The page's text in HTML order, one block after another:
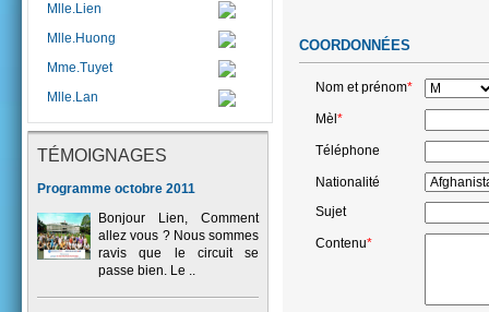
Mlle.Lien
Mlle.Huong
Mme.Tuyet
Mlle.Lan
TÉMOIGNAGES
Programme octobre 2011
Bonjour Lien, Comment
allez vous ? Nous sommes
ravis que le circuit se
passe bien. Le ..
COORDONNÉES
Nom et prénom*
Mèl *
Téléphone
Nationalité
Sujet
Contenu*